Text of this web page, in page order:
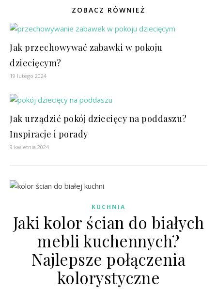
ZOBACZ RÓWNIEŻ
Jak przechowywać zabawki w pokoju
dziecięcym?
19 lutego 2024
Jak urządzić pokój dziecięcy na poddaszu?
Inspiracje i porady
9 kwietnia 2024
KUCHNIA
Jaki kolor ścian do białych
mebli kuchennych?
Najlepsze połączenia
kolorystyczne